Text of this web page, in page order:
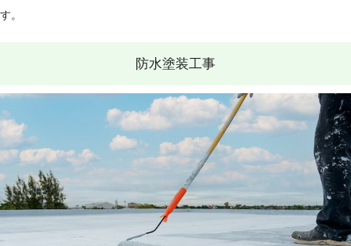
す。
防水塗装工事